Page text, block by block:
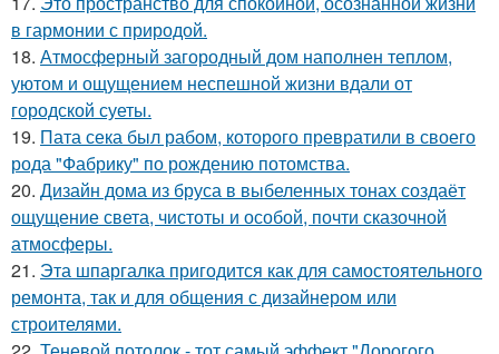
в гармонии с природой.
18. Атмосферный загородный дом наполнен теплом,
уютом и ощущением неспешной жизни вдали от
городской суеты.
19. Пата сека был рабом, которого превратили в своего
рода "Фабрику" по рождению потомства.
20. Дизайн дома из бруса в выбеленных тонах создаёт
ощущение света, чистоты и особой, почти сказочной
атмосферы.
21. Эта шпаргалка пригодится как для самостоятельного
ремонта, так и для общения с дизайнером или
строителями.